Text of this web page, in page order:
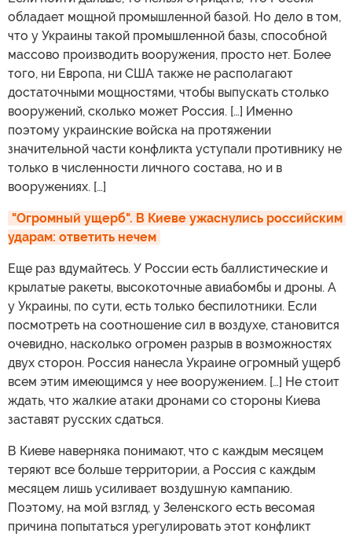
обладает мощной промышленной базой. Но дело в том,
что у Украины такой промышленной базы, способной
массово производить вооружения, просто нет. Более
того, ни Европа, ни США также не располагают
достаточными мощностями, чтобы выпускать столько
вооружений, сколько может Россия. […] Именно
поэтому украинские войска на протяжении
значительной части конфликта уступали противнику не
только в численности личного состава, но и в
вооружениях. […]
"Огромный ущерб". В Киеве ужаснулись российским
ударам: ответить нечем
Еще раз вдумайтесь. У России есть баллистические и
крылатые ракеты, высокоточные авиабомбы и дроны. А
у Украины, по сути, есть только беспилотники. Если
посмотреть на соотношение сил в воздухе, становится
очевидно, насколько огромен разрыв в возможностях
двух сторон. Россия нанесла Украине огромный ущерб
всем этим имеющимся у нее вооружением. […] Не стоит
ждать, что жалкие атаки дронами со стороны Киева
заставят русских сдаться.
В Киеве наверняка понимают, что с каждым месяцем
теряют все больше территории, а Россия с каждым
месяцем лишь усиливает воздушную кампанию.
Поэтому, на мой взгляд, у Зеленского есть весомая
причина попытаться урегулировать этот конфликт